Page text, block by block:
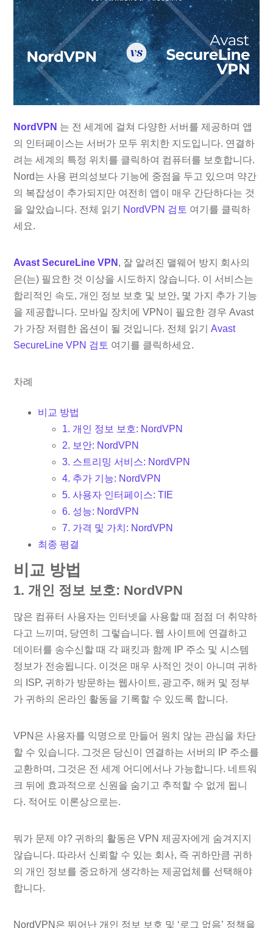
NordVPN 는 전 세계에 걸쳐 다양한 서버를 제공하며 앱
의 인터페이스는 서버가 모두 위치한 지도입니다. 연결하
려는 세계의 특정 위치를 클릭하여 컴퓨터를 보호합니다.
Nord는 사용 편의성보다 기능에 중점을 두고 있으며 약간
의 복잡성이 추가되지만 여전히 앱이 매우 간단하다는 것
을 알았습니다. 전체 읽기 NordVPN 검토 여기를 클릭하
세요.
Avast SecureLine VPN , 잘 알려진 맬웨어 방지 회사의
은(는) 필요한 것 이상을 시도하지 않습니다. 이 서비스는
합리적인 속도, 개인 정보 보호 및 보안, 몇 가지 추가 기능
을 제공합니다. 모바일 장치에 VPN이 필요한 경우 Avast
가 가장 저렴한 옵션이 될 것입니다. 전체 읽기Avast
SecureLine VPN 검토 여기를 클릭하세요.
차례
비교 방법
1. 개인 정보 보호: NordVPN
2. 보안: NordVPN
3. 스트리밍 서비스: NordVPN
4. 추가 기능: NordVPN
5. 사용자 인터페이스: TIE
6. 성능: NordVPN
7. 가격 및 가치: NordVPN
최종 평결
비교 방법
1. 개인 정보 보호: NordVPN
많은 컴퓨터 사용자는 인터넷을 사용할 때 점점 더 취약하
다고 느끼며, 당연히 그렇습니다. 웹 사이트에 연결하고
데이터를 송수신할 때 각 패킷과 함께 IP 주소 및 시스템
정보가 전송됩니다. 이것은 매우 사적인 것이 아니며 귀하
의 ISP, 귀하가 방문하는 웹사이트, 광고주, 해커 및 정부
가 귀하의 온라인 활동을 기록할 수 있도록 합니다.
VPN은 사용자를 익명으로 만들어 원치 않는 관심을 차단
할 수 있습니다. 그것은 당신이 연결하는 서버의 IP 주소를
교환하며, 그것은 전 세계 어디에서나 가능합니다. 네트워
크 뒤에 효과적으로 신원을 숨기고 추적할 수 없게 됩니
다. 적어도 이론상으로는.
뭐가 문제 야? 귀하의 활동은 VPN 제공자에게 숨겨지지
않습니다. 따라서 신뢰할 수 있는 회사, 즉 귀하만큼 귀하
의 개인 정보를 중요하게 생각하는 제공업체를 선택해야
합니다.
NordVPN은 뛰어난 개인 정보 보호 및 ‘로그 없음’ 정책을